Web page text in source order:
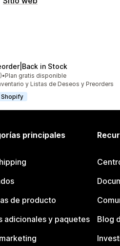
in Stock
en total
•Plan gratis disponible
y Listas de Deseos y Preorders
principales
de producto
adicionales y paquetes
Blog